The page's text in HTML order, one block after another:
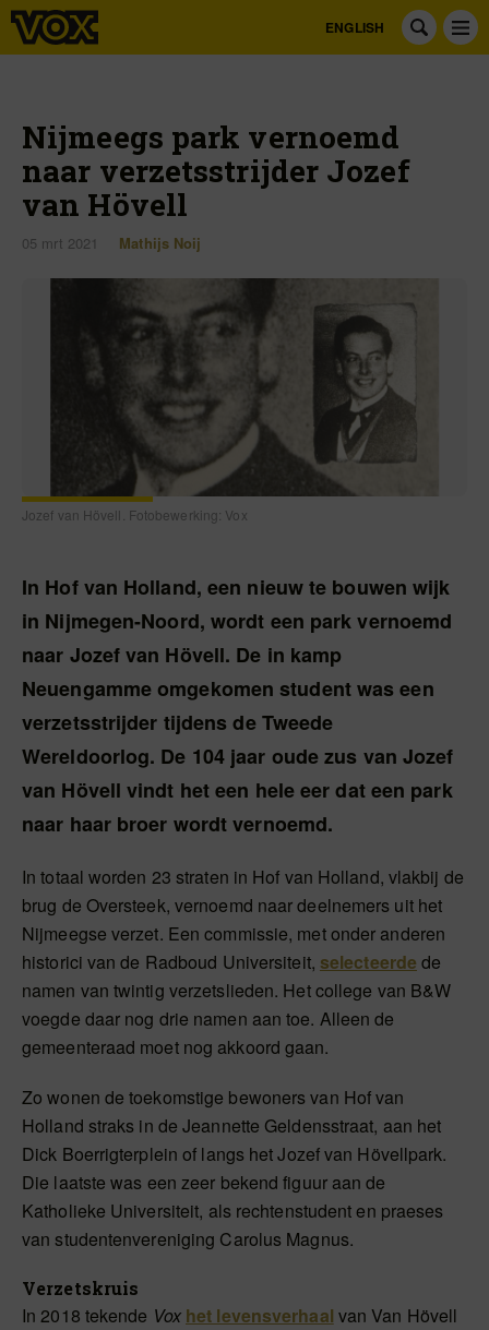
ENGLISH
Nijmeegs park vernoemd
naar verzetsstrijder Jozef
van Hövell
05 mrt 2021 Mathijs Noij
Jozef van Hövell. Fotobewerking: Vox
In Hof van Holland, een nieuw te bouwen wijk
in Nijmegen-Noord, wordt een park vernoemd
naar Jozef van Hövell. De in kamp
Neuengamme omgekomen student was een
verzetsstrijder tijdens de Tweede
Wereldoorlog. De 104 jaar oude zus van Jozef
van Hövell vindt het een hele eer dat een park
naar haar broer wordt vernoemd.
In totaal worden 23 straten in Hof van Holland, vlakbij de
brug de Oversteek, vernoemd naar deelnemers uit het
Nijmeegse verzet. Een commissie, met onder anderen
historici van de Radboud Universiteit, selecteerde de
namen van twintig verzetslieden. Het college van B&W
voegde daar nog drie namen aan toe. Alleen de
gemeenteraad moet nog akkoord gaan.
Zo wonen de toekomstige bewoners van Hof van
Holland straks in de Jeannette Geldensstraat, aan het
Dick Boerrigterplein of langs het Jozef van Hövellpark.
Die laatste was een zeer bekend figuur aan de
Katholieke Universiteit, als rechtenstudent en praeses
van studentenvereniging Carolus Magnus.
Verzetskruis
In 2018 tekende Vox het levensverhaal van Van Hövell